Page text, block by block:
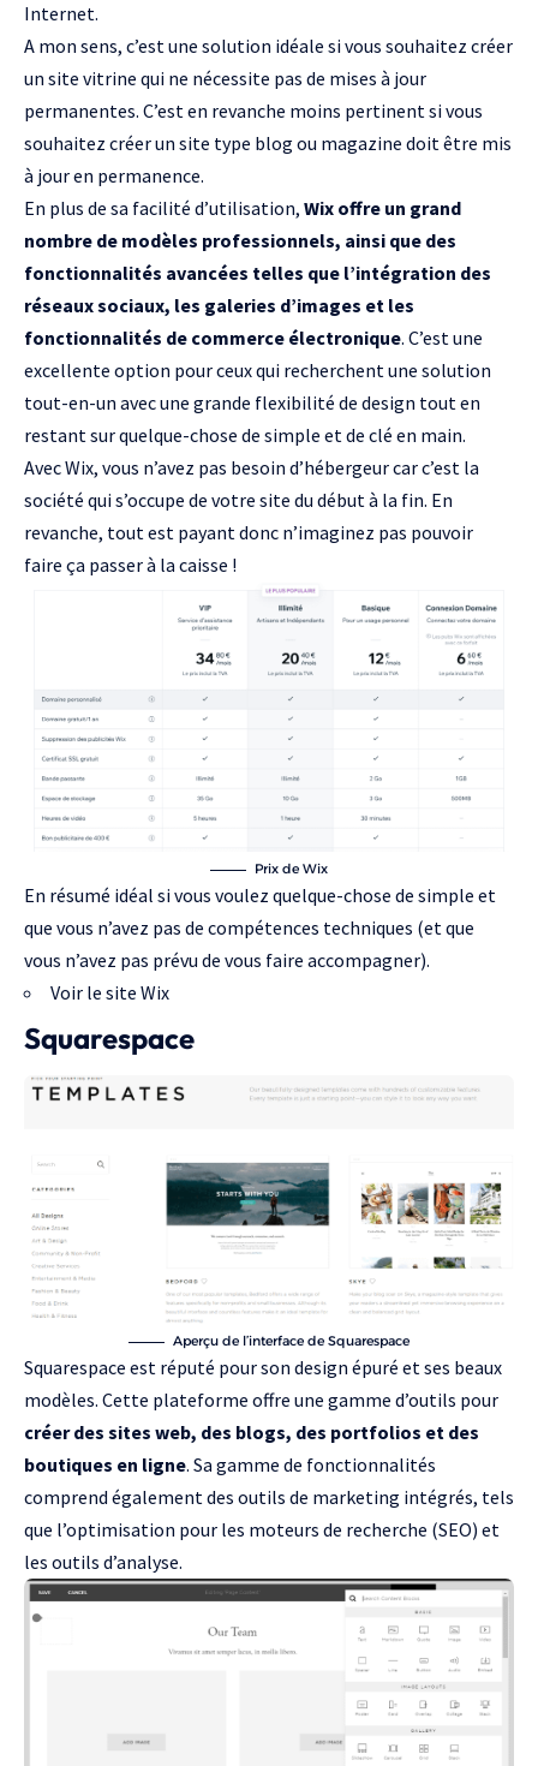
Internet.
A mon sens, c’est une solution idéale si vous souhaitez créer
un site vitrine qui ne nécessite pas de mises à jour
permanentes. C’est en revanche moins pertinent si vous
souhaitez créer un site type blog ou magazine doit être mis
à jour en permanence.
En plus de sa facilité d’utilisation, Wix offre un grand
nombre de modèles professionnels, ainsi que des
fonctionnalités avancées telles que l’intégration des
réseaux sociaux, les galeries d’images et les
fonctionnalités de commerce électronique. C’est une
excellente option pour ceux qui recherchent une solution
tout-en-un avec une grande flexibilité de design tout en
restant sur quelque-chose de simple et de clé en main.
Avec Wix, vous n’avez pas besoin d’hébergeur car c’est la
société qui s’occupe de votre site du début à la fin. En
revanche, tout est payant donc n’imaginez pas pouvoir
faire ça passer à la caisse !
Prix de Wix
En résumé idéal si vous voulez quelque-chose de simple et
que vous n’avez pas de compétences techniques (et que
vous n’avez pas prévu de vous faire accompagner).
Voir le site Wix
Squarespace
Aperçu de l’interface de Squarespace
Squarespace est réputé pour son design épuré et ses beaux
modèles. Cette plateforme offre une gamme d’outils pour
créer des sites web, des blogs, des portfolios et des
boutiques en ligne. Sa gamme de fonctionnalités
comprend également des outils de marketing intégrés, tels
que l’optimisation pour les moteurs de recherche (SEO) et
les outils d’analyse.